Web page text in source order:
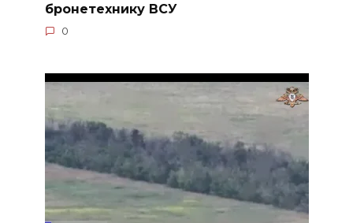
бронетехнику ВСУ
0